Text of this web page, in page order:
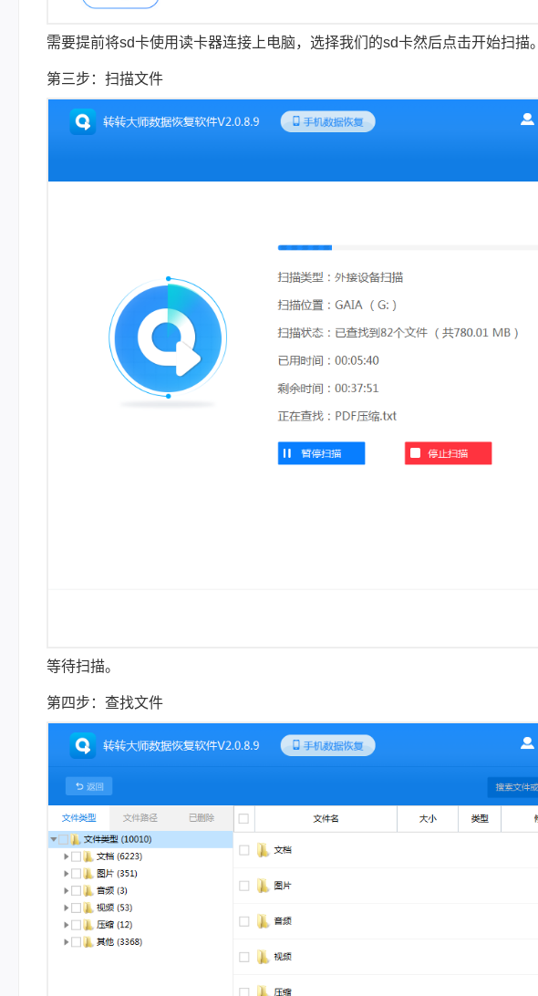
需要提前将sd卡使用读卡器连接上电脑，选择我们的sd卡然后点击开始扫描。
第三步：扫描文件
等待扫描。
第四步：查找文件